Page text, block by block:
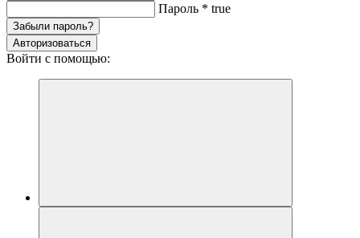
Пароль * true
Забыли пароль?
Авторизоваться
Войти с помощью: